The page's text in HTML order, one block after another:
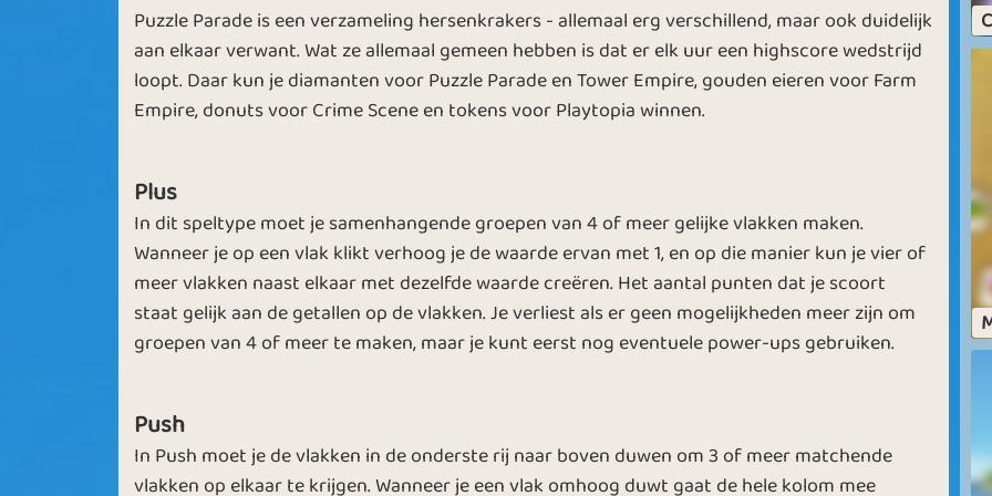
Pumpkin Pies Logical Mind The Gray Wolf Ares
Hibernation
Great Minds Summer Heat In a Parade
Winter OL This is the End Vacation Time
Smell the
Puzzle Parade is een verzameling hersenkrakers - allemaal erg verschillend, maar ook duidelijk
aan elkaar verwant. Wat ze allemaal gemeen hebben is dat er elk uur een highscore wedstrijd
loopt. Daar kun je diamanten voor Puzzle Parade en Tower Empire, gouden eieren voor Farm
Empire, donuts voor Crime Scene en tokens voor Playtopia winnen.
Plus
In dit speltype moet je samenhangende groepen van 4 of meer gelijke vlakken maken.
Wanneer je op een vlak klikt verhoog je de waarde ervan met 1, en op die manier kun je vier of
meer vlakken naast elkaar met dezelfde waarde creëren. Het aantal punten dat je scoort
staat gelijk aan de getallen op de vlakken. Je verliest als er geen mogelijkheden meer zijn om
groepen van 4 of meer te maken, maar je kunt eerst nog eventuele power-ups gebruiken.
Push
In Push moet je de vlakken in de onderste rij naar boven duwen om 3 of meer matchende
vlakken op elkaar te krijgen. Wanneer je een vlak omhoog duwt gaat de hele kolom mee